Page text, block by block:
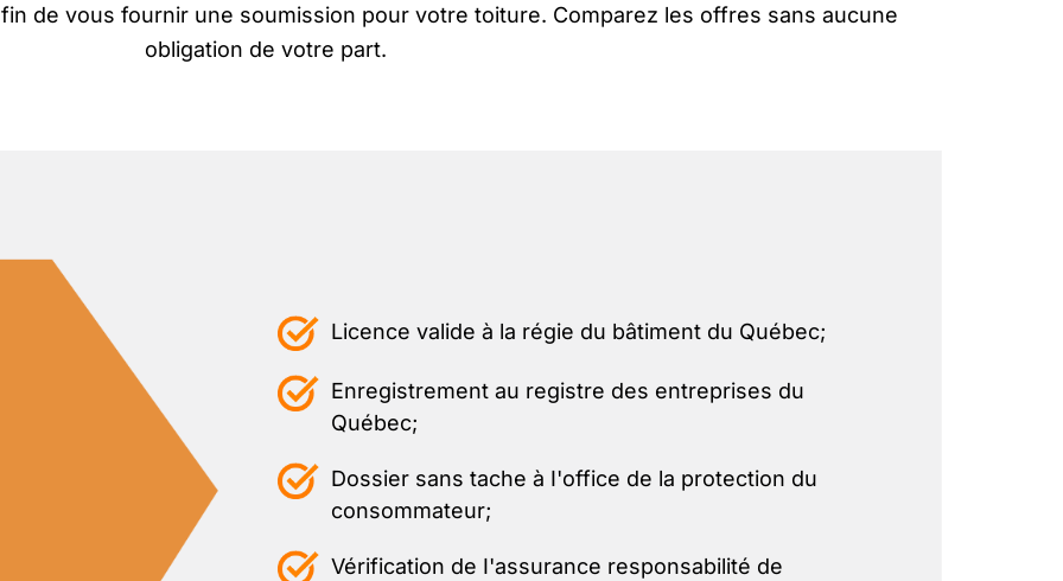
de vous fournir une soumission pour votre toiture. Comparez les offres sans aucune
obligation de votre part.
Licence valide à la régie du bâtiment du Québec;
Enregistrement au registre des entreprises du
Québec;
Dossier sans tache à I'office de la protection du
consommateur;
Vérification de I'assurance responsabilité de